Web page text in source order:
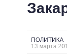
ПОЛИТИКА
13 марта